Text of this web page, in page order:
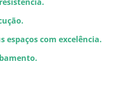
espaços com excelência.